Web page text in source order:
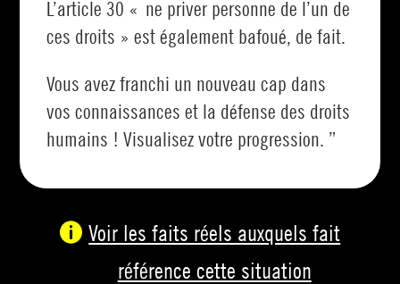
L’article 30 « ne priver personne de l’un de
ces droits » est également bafoué, de fait.
Vous avez franchi un nouveau cap dans
vos connaissances et la défense des droits
humains ! Visualisez votre progression. ”
Voir les faits réels auxquels fait
référence cette situation